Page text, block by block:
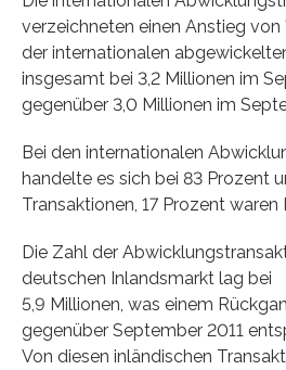
verzeichneten einen Anstieg von
der internationalen
insgesamt bei 3,2 Millionen im
gegenüber 3,0 Millionen im
Bei den internationalen
handelte es sich bei 83 Prozent
Transaktionen, 17 Prozent
Die Zahl der
deutschen Inlandsmarkt lag bei
5,9 Millionen, was einem
gegenüber September 2011
Von diesen inländischen